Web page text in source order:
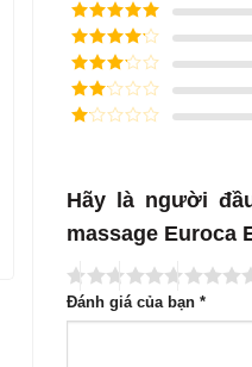
5/ 5 điểm
4/ 5
điểm
3/ 5
điểm
2/
điểm
Hãy là người
massage Euroca
Đánh giá của bạn*